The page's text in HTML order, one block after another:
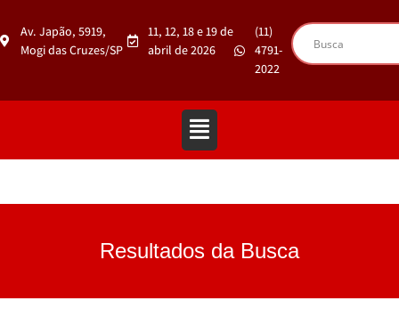
Av. Japão, 5919,
Mogi das Cruzes/SP
11, 12, 18 e 19 de
abril de 2026
(11)
4791-
2022
Resultados da Busca